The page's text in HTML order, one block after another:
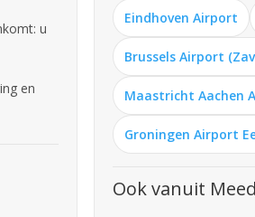
u
en
Eindhoven Airport
Brussels Airport
Maastricht Aachen
Groningen Airport
Ook vanuit